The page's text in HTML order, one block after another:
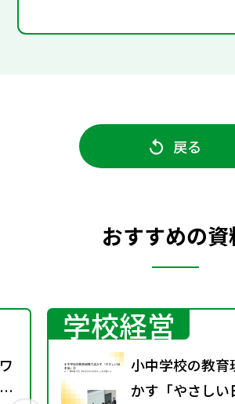
戻る
おすすめの資
学校経営
小中学校の教育
かす「やさしい